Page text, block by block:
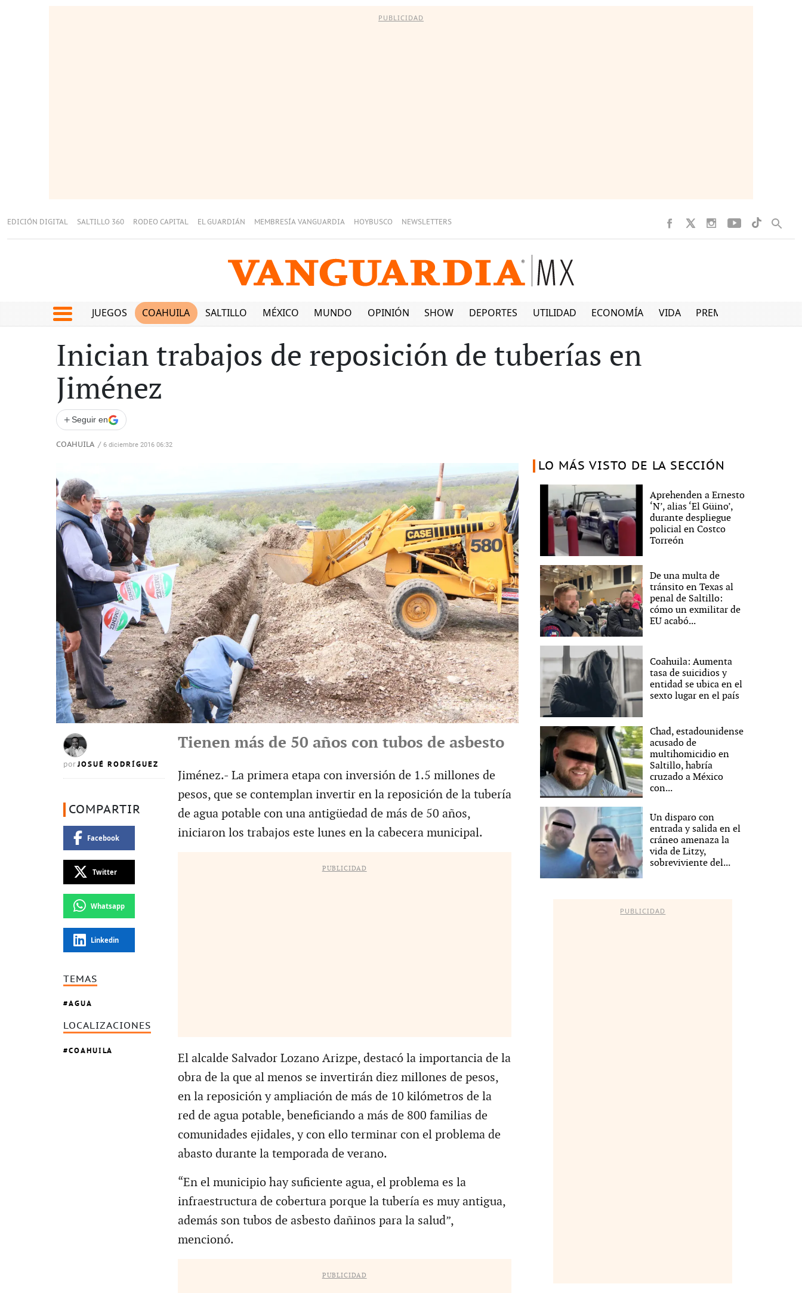
PUBLICIDAD
EDICIÓN DIGITAL SALTILLO 360 RODEO CAPITAL EL GUARDIÁN MEMBRESÍA VANGUARDIA HOYBUSCO NEWSLETTERS
JUEGOS COAHUILA SALTILLO MÉXICO MUNDO OPINIÓN SHOW DEPORTES UTILIDAD ECONOMÍA VIDA PREMIUM
Inician trabajos de reposición de tuberías en
Jiménez
+ Seguir en
COAHUILA / 6 diciembre 2016 06:32
porJOSUÉ RODRÍGUEZ
COMPARTIR
Facebook
Twitter
Whatsapp
Linkedin
TEMAS
AGUA
LOCALIZACIONES
COAHUILA
Tienen más de 50 años con tubos de asbesto
Jiménez.- La primera etapa con inversión de 1.5 millones de
pesos, que se contemplan invertir en la reposición de la tubería
de agua potable con una antigüedad de más de 50 años,
iniciaron los trabajos este lunes en la cabecera municipal.
PUBLICIDAD
El alcalde Salvador Lozano Arizpe, destacó la importancia de la
obra de la que al menos se invertirán diez millones de pesos,
en la reposición y ampliación de más de 10 kilómetros de la
red de agua potable, beneficiando a más de 800 familias de
comunidades ejidales, y con ello terminar con el problema de
abasto durante la temporada de verano.
“En el municipio hay suficiente agua, el problema es la
infraestructura de cobertura porque la tubería es muy antigua,
además son tubos de asbesto dañinos para la salud”,
mencionó.
PUBLICIDAD
LO MÁS VISTO DE LA SECCIÓN
Aprehenden a Ernesto
‘N’, alias ‘El Güino’,
durante despliegue
policial en Costco
Torreón
De una multa de
tránsito en Texas al
penal de Saltillo:
cómo un exmilitar de
EU acabó...
Coahuila: Aumenta
tasa de suicidios y
entidad se ubica en el
sexto lugar en el país
Chad, estadounidense
acusado de
multihomicidio en
Saltillo, habría
cruzado a México
con...
Un disparo con
entrada y salida en el
cráneo amenaza la
vida de Litzy,
sobreviviente del...
PUBLICIDAD